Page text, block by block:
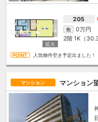
205
敷 0万円
2階 1K（
人気物件空き予定出ました！
マンション マンション